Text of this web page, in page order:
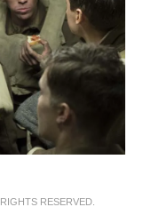
RESERVED.